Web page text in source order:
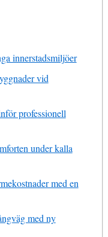
innerstadsmiljöer
vid
professionell
under kalla
med en
med ny